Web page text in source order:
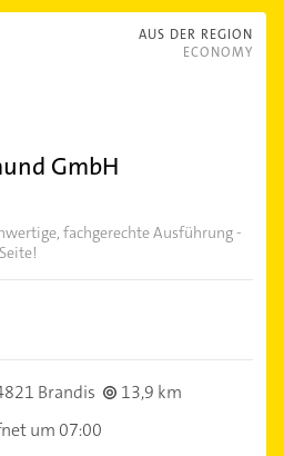
AUS DER REGION
ECONOMY
GmbH
fachgerechte Ausführung -
Brandis
13,9 km
um 07:00